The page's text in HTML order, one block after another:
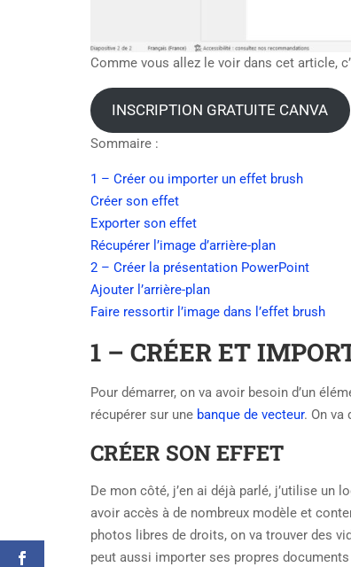
Comme vous allez le voir dans cet article,
INSCRIPTION GRATUITE CANVA
Sommaire :
1 – Créer ou importer un effet brush
Créer son effet
Exporter son effet
Récupérer l’image d’arrière-plan
2 – Créer la présentation PowerPoint
Ajouter l’arrière-plan
Faire ressortir l’image dans l’effet brush
1 – CRÉER ET
Pour démarrer, on va avoir besoin d’un
récupérer sur une banque de vecteur. On va
CRÉER SON EFFET
De mon côté, j’en ai déjà parlé, j’utilise un
avoir accès à de nombreux modèle et
photos libres de droits, on va trouver des
peut aussi importer ses propres